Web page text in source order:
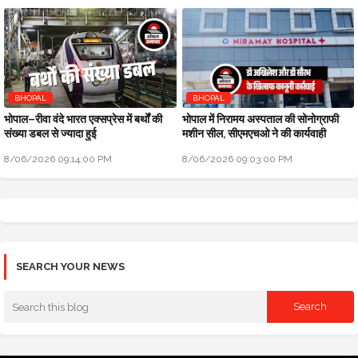
BHOPAL
भोपाल–रीवा वंदे भारत एक्सप्रेस में बर्थों की
संख्या डबल से ज्यादा हुई
8/06/2026 09:14:00 PM
BHOPAL
भोपाल में निरामय अस्पताल की सोनोग्राफी
मशीन सील, सीएमएचओ ने की कार्यवाही
8/06/2026 09:03:00 PM
SEARCH YOUR NEWS